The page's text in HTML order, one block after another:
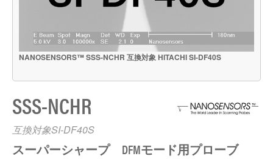
NANOSENSORS™ SSS-NCHR 互換対象 HITACHI SI-DF40S
SSS-NCHR
互換対象SI-DF40S
スーパーシャープ DFMモード用プローブ